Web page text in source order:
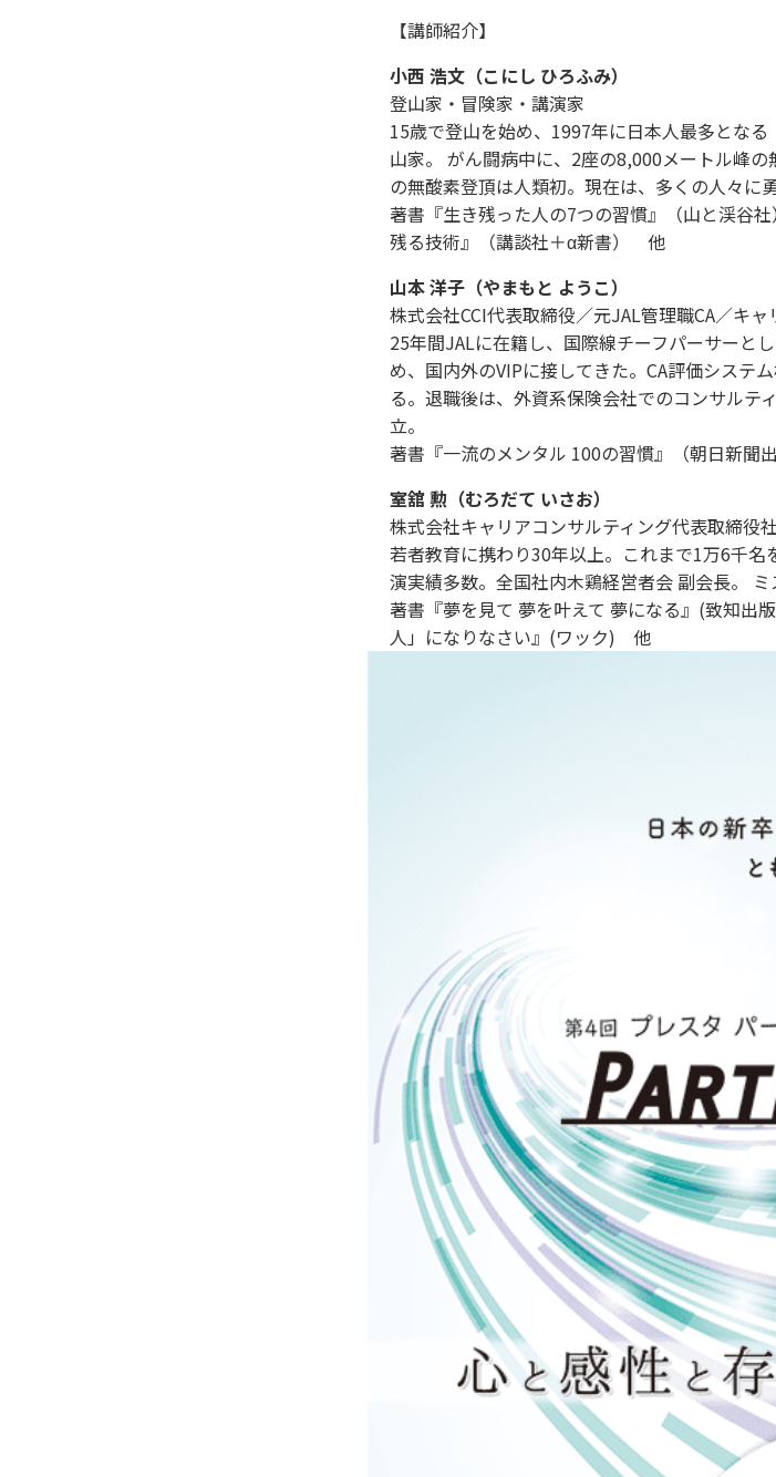
【講師紹介】
小西 浩文（こにし ひろふみ）
登山家・冒険家・講演家
15歳で登山を始め、1997年に日本人最多とな
山家。 がん闘病中に、2座の8,000メートル峰
の無酸素登頂は人類初。現在は、多くの人々に
著書『生き残った人の7つの習慣』（山と渓谷
残る技術』（講談社＋α新書） 他
山本 洋子（やまもと ようこ）
株式会社CCI代表取締役／元JAL管理職CA／キ
25年間JALに在籍し、国際線チーフパーサーと
め、国内外のVIPに接してきた。CA評価システ
る。退職後は、外資系保険会社でのコンサルテ
立。
著書『一流のメンタル 100の習慣』（朝日新聞出
室舘 勲（むろだて いさお）
株式会社キャリアコンサルティング代表取締役社
若者教育に携わり30年以上。これまで1万6千
演実績多数。全国社内木鶏経営者会 副会長。
著書『夢を見て 夢を叶えて 夢になる』(致知出
人」になりなさい』(ワック) 他